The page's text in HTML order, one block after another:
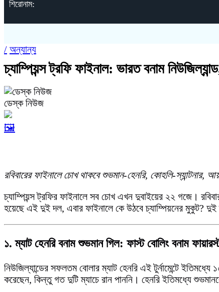
শিরোনাম:
/ অন্যান্য
চ্যাম্পিয়ন্স ট্রফি ফাইনাল: ভারত বনাম
ডেস্ক নিউজ
🖼️
রবিবারের ফাইনালে চোখ থাকবে শুভমান-হেনরি, কোহলি-
চ্যাম্পিয়ন্স ট্রফির ফাইনালে সব চোখ এখন দুবাইয়ের ২২ গজে।
হয়েছে এই দুই দল, এবার ফাইনালে কে উঠবে চ্যাম্পিয়নের মুকুট? দুই
১.ম্যাট হেনরি বনাম শুভমান গিল: ফাস্ট বোলিং বনাম
নিউজিল্যান্ডের সফলতম বোলার ম্যাট হেনরি এই টুর্নামেন্টে
করেছেন, কিন্তু গত দুটি ম্যাচে রান পাননি। হেনরি ইতিমধ্যে